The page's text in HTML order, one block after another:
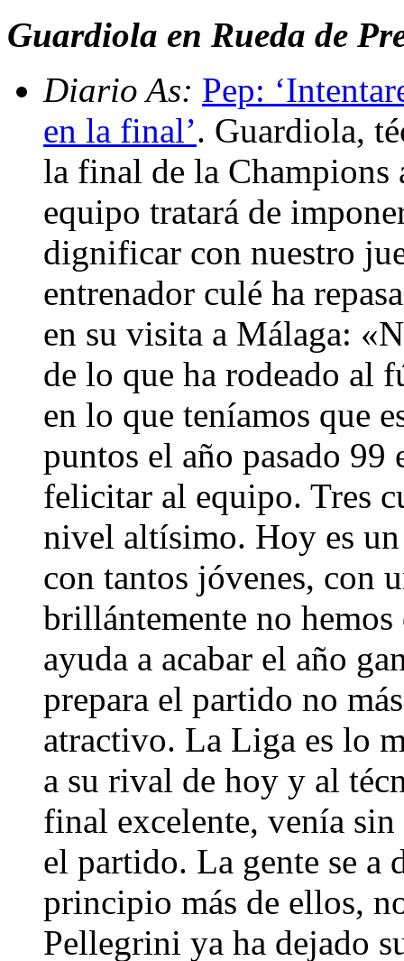
Guardiola en Rueda de
Diario As: Pep:
en la final’. Guardiola,
la final de la Champions
equipo tratará de
dignificar con nuestro
entrenador culé ha
en su visita a Málaga:
de lo que ha rodeado al
en lo que teníamos que
puntos el año pasado 99
felicitar al equipo. Tres
nivel altísimo. Hoy es un
con tantos jóvenes, con
brillántemente no
ayuda a acabar el año
prepara el partido no
atractivo. La Liga es lo
a su rival de hoy y al
final excelente, venía sin
el partido. La gente se a
principio más de ellos,
Pellegrini ya ha dejado